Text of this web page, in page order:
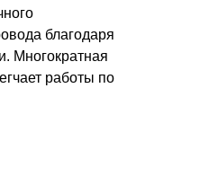
благодаря
Многократная
работы по